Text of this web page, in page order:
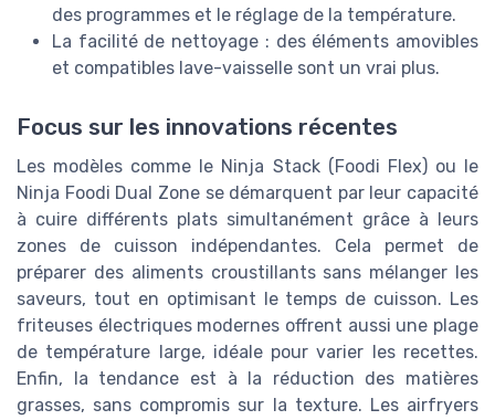
des programmes et le réglage de la température.
La facilité de nettoyage : des éléments amovibles
et compatibles lave-vaisselle sont un vrai plus.
Focus sur les innovations récentes
Les modèles comme le Ninja Stack (Foodi Flex) ou le
Ninja Foodi Dual Zone se démarquent par leur capacité
à cuire différents plats simultanément grâce à leurs
zones de cuisson indépendantes. Cela permet de
préparer des aliments croustillants sans mélanger les
saveurs, tout en optimisant le temps de cuisson. Les
friteuses électriques modernes offrent aussi une plage
de température large, idéale pour varier les recettes.
Enfin, la tendance est à la réduction des matières
grasses, sans compromis sur la texture. Les airfryers